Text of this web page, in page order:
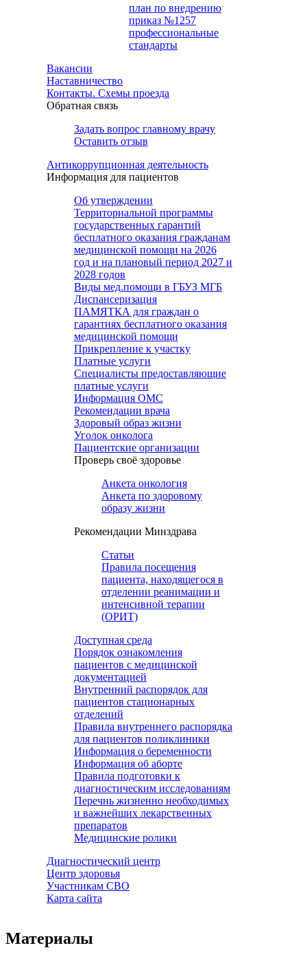
план по внедрению
приказ №1257
профессиональные
стандарты
Вакансии
Наставничество
Контакты. Схемы проезда
Обратная связь
Задать вопрос главному врачу
Оставить отзыв
Антикоррупционная деятельность
Информация для пациентов
Об утверждении
Территориальной программы
государственных гарантий
бесплатного оказания гражданам
медицинской помощи на 2026
год и на плановый период 2027 и
2028 годов
Виды мед.помощи в ГБУЗ МГБ
Диспансеризация
ПАМЯТКА для граждан о
гарантиях бесплатного оказания
медицинской помощи
Прикрепление к участку
Платные услуги
Специалисты предоставляющие
платные услуги
Информация ОМС
Рекомендации врача
Здоровый образ жизни
Уголок онколога
Пациентские организации
Проверь своё здоровье
Анкета онкология
Анкета по здоровому
образу жизни
Рекомендации Минздрава
Статьи
Правила посещения
пациента, находящегося в
отделении реанимации и
интенсивной терапии
(ОРИТ)
Доступная среда
Порядок ознакомления
пациентов с медицинской
документацией
Внутренний распорядок для
пациентов стационарных
отделений
Правила внутреннего распорядка
для пациентов поликлиники
Информация о беременности
Информация об аборте
Правила подготовки к
диагностическим исследованиям
Перечнь жизненно необходимых
и важнейших лекарственных
препаратов
Медицинские ролики
Диагностический центр
Центр здоровья
Участникам СВО
Карта сайта
Материалы